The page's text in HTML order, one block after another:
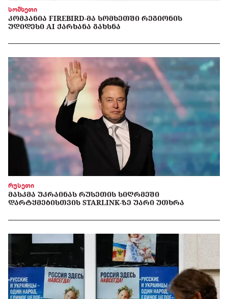
სომხეთი
ᲙᲝᲛᲞᲐᲜᲘᲐ FIREBIRD-ᲛᲐ ᲡᲝᲛᲮᲔᲗᲨᲘ ᲠᲔᲒᲘᲝᲜᲘᲡ
ᲣᲓᲘᲓᲔᲡᲘ AI ᲥᲐᲠᲮᲐᲜᲐ ᲒᲐᲮᲡᲜᲐ
რუსეთი
ᲛᲐᲡᲙᲛᲐ ᲣᲙᲠᲐᲘᲜᲐᲡ ᲠᲣᲡᲔᲗᲘᲡ ᲡᲘᲦᲠᲛᲔᲨᲘ
ᲓᲐᲠᲢᲧᲛᲔᲑᲘᲡᲗᲕᲘᲡ STARLINK-ᲖᲔ ᲣᲐᲠᲘ ᲣᲗᲮᲠᲐ